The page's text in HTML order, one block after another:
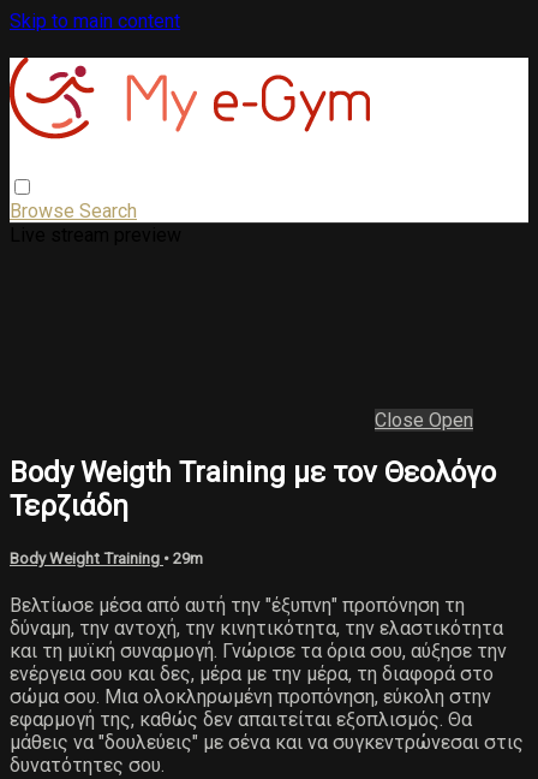
Skip to main content
Browse Search
Close Open
Body Weigth Training με τον Θεολόγο
Τερζιάδη
Body Weight Training • 29m
Βελτίωσε μέσα από αυτή την "έξυπνη" προπόνηση τη
δύναμη, την αντοχή, την κινητικότητα, την ελαστικότητα
και τη μυϊκή συναρμογή. Γνώρισε τα όρια σου, αύξησε την
ενέργεια σου και δες, μέρα με την μέρα, τη διαφορά στο
σώμα σου. Μια ολοκληρωμένη προπόνηση, εύκολη στην
εφαρμογή της, καθώς δεν απαιτείται εξοπλισμός. Θα
μάθεις να "δουλεύεις" με σένα και να συγκεντρώνεσαι στις
δυνατότητες σου.